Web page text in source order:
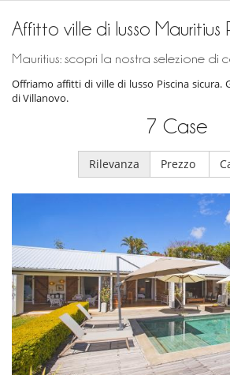
Affitto ville di lusso Mauritius
Mauritius: scopri la nostra selezione di
Offriamo affitti di ville di lusso Piscina sicura.
di Villanovo.
7 Case
Rilevanza Prezzo